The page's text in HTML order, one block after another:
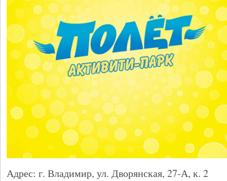
Адрес: г. Владимир, ул. Дворянская, 27-А, к. 2